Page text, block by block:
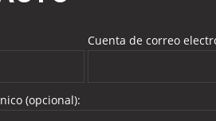
Cuenta de correo
(opcional):